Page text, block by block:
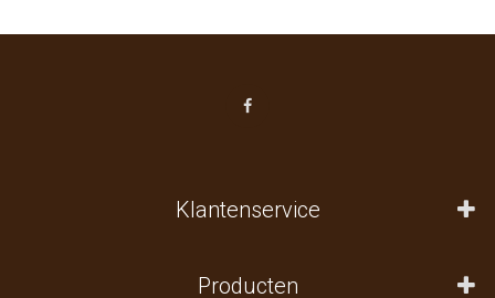
Klantenservice
Producten